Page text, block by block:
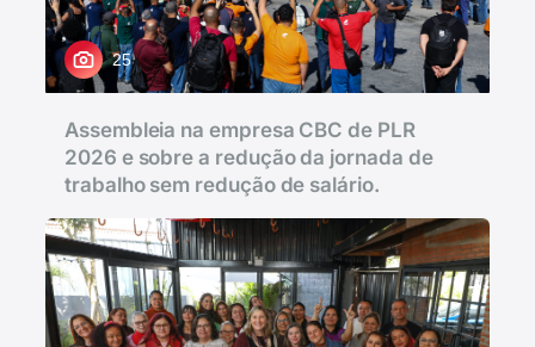
25
Assembleia na empresa CBC de PLR
2026 e sobre a redução da jornada de
trabalho sem redução de salário.